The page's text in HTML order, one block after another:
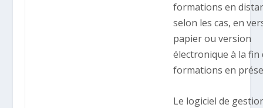
formations en
selon les cas, en
papier ou version
électronique à la fin
formations en
Le logiciel de